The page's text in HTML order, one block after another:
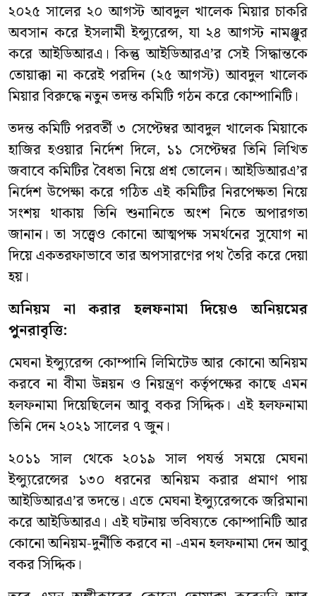
২০২৫ সালের ২০ আগস্ট আবদুল খালেক মিয়ার চাকরি
অবসান করে ইসলামী ইন্স্যুরেন্স, যা ২৪ আগস্ট নামঞ্জুর
করে আইডিআরএ। কিন্তু আইডিআরএ’র সেই সিদ্ধান্তকে
তোয়াক্কা না করেই পরদিন (২৫ আগস্ট) আবদুল খালেক
মিয়ার বিরুদ্ধে নতুন তদন্ত কমিটি গঠন করে কোম্পানিটি।
তদন্ত কমিটি পরবর্তী ৩ সেপ্টেম্বর আবদুল খালেক মিয়াকে
হাজির হওয়ার নির্দেশ দিলে, ১১ সেপ্টেম্বর তিনি লিখিত
জবাবে কমিটির বৈধতা নিয়ে প্রশ্ন তোলেন। আইডিআরএ’র
নির্দেশ উপেক্ষা করে গঠিত এই কমিটির নিরপেক্ষতা নিয়ে
সংশয় থাকায় তিনি শুনানিতে অংশ নিতে অপারগতা
জানান। তা সত্ত্বেও কোনো আত্মপক্ষ সমর্থনের সুযোগ না
দিয়ে একতরফাভাবে তার অপসারণের পথ তৈরি করে দেয়া
হয়।
অনিয়ম না করার হলফনামা দিয়েও অনিয়মের
পুনরাবৃত্তি:
মেঘনা ইন্স্যুরেন্স কোম্পানি লিমিটেড আর কোনো অনিয়ম
করবে না বীমা উন্নয়ন ও নিয়ন্ত্রণ কর্তৃপক্ষের কাছে এমন
হলফনামা দিয়েছিলেন আবু বকর সিদ্দিক। এই হলফনামা
তিনি দেন ২০২১ সালের ৭ জুন।
২০১১ সাল থেকে ২০১৯ সাল পযর্ন্ত সময়ে মেঘনা
ইন্স্যুরেন্সের ১৩০ ধরনের অনিয়ম করার প্রমাণ পায়
আইডিআরএ’র তদন্তে। এতে মেঘনা ইন্স্যুরেন্সকে জরিমানা
করে আইডিআরএ। এই ঘটনায় ভবিষ্যতে কোম্পানিটি আর
কোনো অনিয়ম-দুর্নীতি করবে না -এমন হলফনামা দেন আবু
বকর সিদ্দিক।